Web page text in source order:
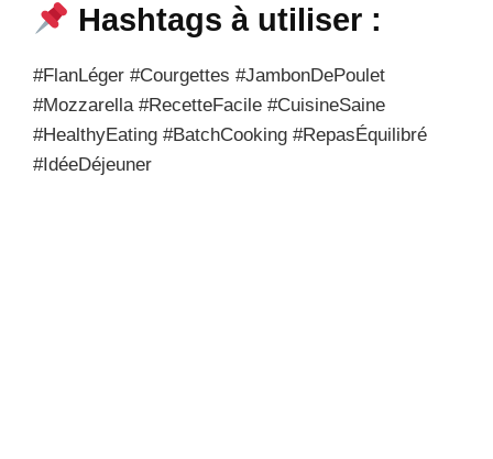
Hashtags à utiliser :
#FlanLéger #Courgettes #JambonDePoulet
#Mozzarella #RecetteFacile #CuisineSaine
#HealthyEating #BatchCooking #RepasÉquilibré
#IdéeDéjeuner